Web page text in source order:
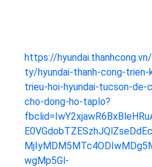
https://
ty/hyundai-thanh-cong-trien-
trieu-hoi-hyundai-tucson-de-
cho-dong-ho-taplo?
wgMp5Gl-